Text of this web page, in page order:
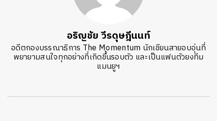
อริญชัย วีรดุษฎีนนท์
อดีตกองบรรณาธิการ The Momentum นักเขียนสายอบอุ่นที่
พยายามสนใจทุกอย่างที่เกิดขึ้นรอบตัว และเป็นแฟนตัวยงทีม
แมนยูฯ